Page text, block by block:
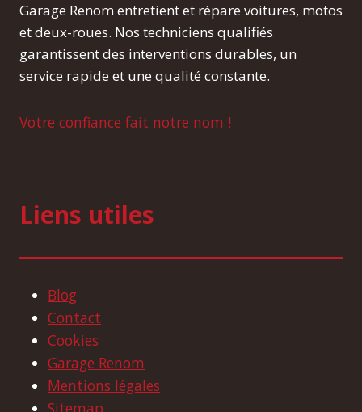
Garage Renom entretient et répare voitures, motos
et deux-roues. Nos techniciens qualifiés
garantissent des interventions durables, un
service rapide et une qualité constante.
Votre confiance fait notre nom !
Liens utiles
Blog
Contact
Cookies
Garage Renom
Mentions légales
Sitemap